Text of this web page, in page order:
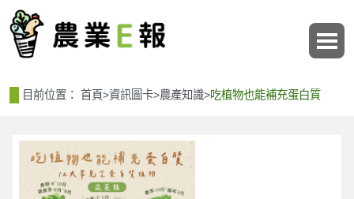
目前位置： 首頁>資訊圖卡>農產知識>吃植物也能補充蛋白質